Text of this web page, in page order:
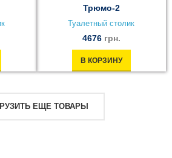
Трюмо-2
Туалетный столик
4676 грн.
В КОРЗИНУ
ЕЩЕ ТОВАРЫ